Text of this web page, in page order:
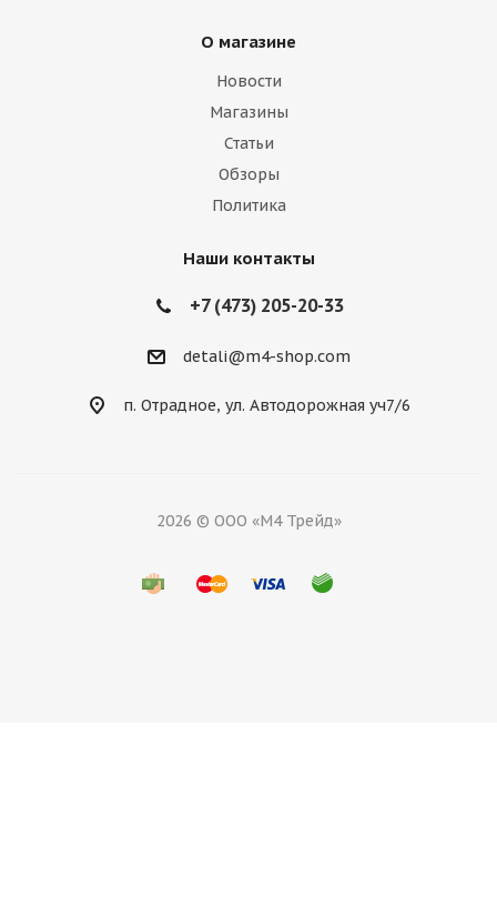
О магазине
Новости
Магазины
Статьи
Обзоры
Политика
Наши контакты
+7 (473) 205-20-33
detali@m4-shop.com
п. Отрадное, ул. Автодорожная уч7/6
2026 © ООО «М4 Трейд»